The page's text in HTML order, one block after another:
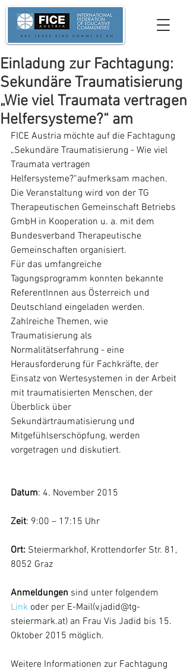
Einladung zur Fachtagung:
Sekundäre Traumatisierung
„Wie viel Traumata vertragen
Helfersysteme?“ am
FICE Austria möchte auf die Fachtagung
„Sekundäre Traumatisierung - Wie viel
Traumata vertragen
Helfersysteme?“aufmerksam machen.
Die Veranstaltung wird von der TG
Therapeutischen Gemeinschaft Betriebs
GmbH in Kooperation u. a. mit dem
Bundesverband Therapeutische
Gemeinschaften organisiert.
Für das umfangreiche
Tagungsprogramm konnten bekannte
ReferentInnen aus Österreich und
Deutschland eingeladen werden.
Zahlreiche Themen, wie
Traumatisierung als
Normalitätserfahrung - eine
Herausforderung für Fachkräfte, der
Einsatz von Wertesystemen in der Arbeit
mit traumatisierten Menschen, der
Überblick über
Sekundärtraumatisierung und
Mitgefühlserschöpfung, werden
vorgetragen und diskutiert.
Datum: 4. November 2015
Zeit: 9:00 – 17:15 Uhr
Ort: Steiermarkhof, Krottendorfer Str. 81,
8052 Graz
Anmeldungen sind unter folgendem
Link oder per E-Mail(v.jadid@tg-
steiermark.at) an Frau Vis Jadid bis 15.
Oktober 2015 möglich.
Weitere Informationen zur Fachtagung